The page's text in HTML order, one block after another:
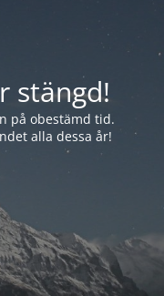
stängd!
på obestämd tid.
alla dessa år!